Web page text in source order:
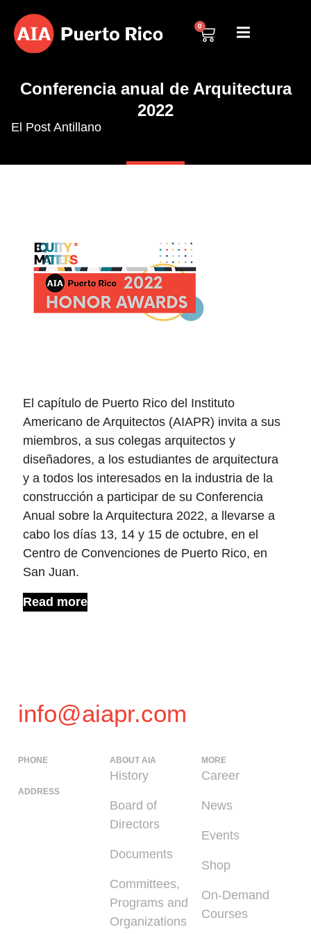
0
Conferencia anual de Arquitectura
2022
El Post Antillano
El capítulo de Puerto Rico del Instituto
Americano de Arquitectos (AIAPR) invita a sus
miembros, a sus colegas arquitectos y
diseñadores, a los estudiantes de arquitectura
y a todos los interesados en la industria de la
construcción a participar de su Conferencia
Anual sobre la Arquitectura 2022, a llevarse a
cabo los días 13, 14 y 15 de octubre, en el
Centro de Convenciones de Puerto Rico, en
San Juan.
Read more
info@aiapr.com
PHONE
ADDRESS
ABOUT AIA
History
Board of
Directors
Documents
Committees,
Programs and
Organizations
MORE
Career
News
Events
Shop
On-Demand
Courses